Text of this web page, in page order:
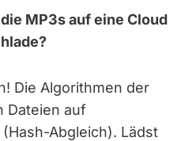
MP3s auf eine Cloud
Die Algorithmen der
Dateien auf
Abgleich). Lädst